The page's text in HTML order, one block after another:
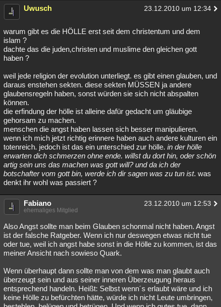
Uwusch 23.12.2010 um 12:34
warum gibt es die HÖLLE erst seit dem christentum und dem
islam ?
dachte das die juden,christen und muslime den gleichen gott
haben ?
weil jede religion der evolution unterliegt. es gibt einen glauben, und
daraus enstehen sekten. diese sekten MÜSSEN ja andere
glaubensregeln haben, sonst würden sie sich nicht abspalten
können.
die erfindung der hölle ist alleine dafür gedacht um gläubige
gehorsam zu machen.
menschen die angst haben lassen sich besser manipulieren.
wenn ich mich jetzt richtig erinnere haben auch andere kulturen ein
totenreich. jedoch ist das ein unterschied zur hölle. in der hölle
erwarten dich schmerzen ohne ende. willst du dort hin, oder schön
artig sein uns das machen was gott will? und da ich der
botschafter vom gott bin, werde ich dir sagen was zu tun ist. was
denkt ihr wohl was passiert ?
Fabiano 23.12.2010 um 12:53
ehemaliges Mitglied
Also Angst sollte man beim Glauben schonmal nicht haben. Angst
ist der falsche Ratgeber. Wenn ich nur deswegen etwas nicht tue
oder tue, weil ich angst habe sonst in die Hölle zu kommen, ist das
meiner Ansicht nach sowieso Quark.
Wenn überhaupt dann sollte man von dem was man glaubt auch
überzeugt sein und aus seiner inneren Überzeugung heraus
entsprechend handeln. Heißt: Selbst wenn´s erlaubt wäre und ich
keine Hölle zu befürchten hätte, würde ich nicht Leute umbringen,